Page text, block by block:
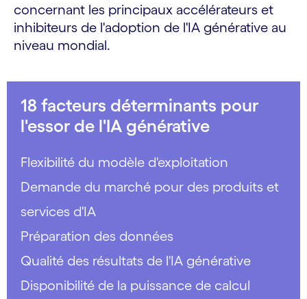
concernant les principaux accélérateurs et
inhibiteurs de l'adoption de l'IA générative au
niveau mondial.
18 facteurs déterminants pour
l'essor de l'IA générative
Flexibilité du modèle d'exploitation
Demande du marché pour des produits et
services d'IA
Préparation des données
Qualité des résultats de l'IA générative
Disponibilité de la puissance de calcul